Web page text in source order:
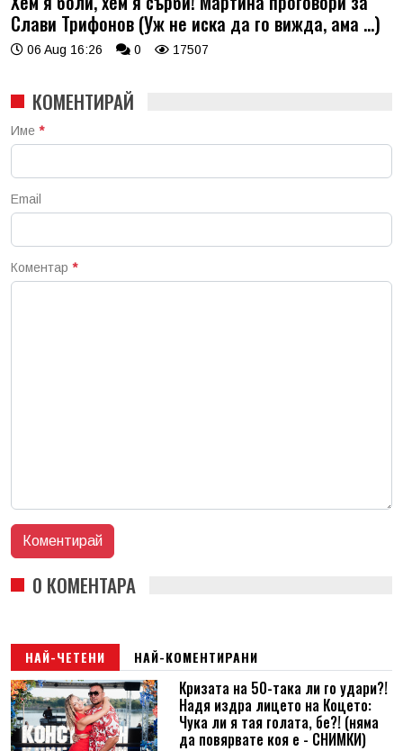
Слави Трифонов (Уж не иска да го вижда, ама …)
06 Aug 16:26 0 17507
КОМЕНТИРАЙ
Име *
Email
Коментар *
0 КОМЕНТАРА
НАЙ-ЧЕТЕНИ НАЙ-КОМЕНТИРАНИ
Кризата на 50-така ли го удари?!
Надя издра лицето на Коцето:
Чука ли я тая голата, бе?! (няма
да повярвате коя е - СНИМКИ)